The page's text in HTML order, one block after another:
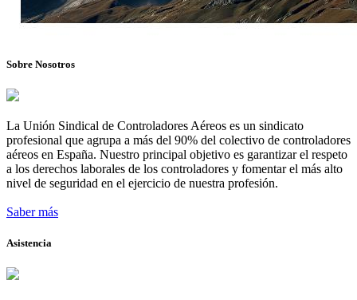
Sobre Nosotros
La Unión Sindical de Controladores Aéreos es un sindicato
profesional que agrupa a más del 90% del colectivo de controladores
aéreos en España. Nuestro principal objetivo es garantizar el respeto
a los derechos laborales de los controladores y fomentar el más alto
nivel de seguridad en el ejercicio de nuestra profesión.
Saber más
Asistencia